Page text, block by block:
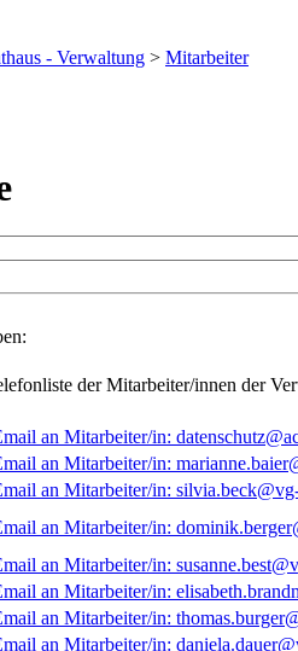
- Verwaltung > Mitarbeiter
der Mitarbeiter/innen der